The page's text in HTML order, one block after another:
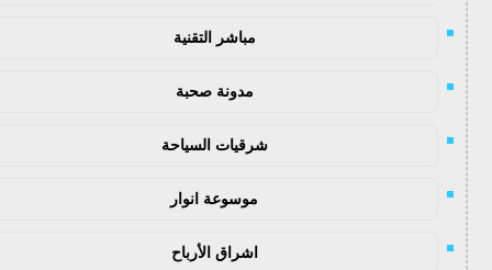
مباشر التقنية
مدونة صحبة
شرقيات السياحة
موسوعة انوار
اشراق الأرباح